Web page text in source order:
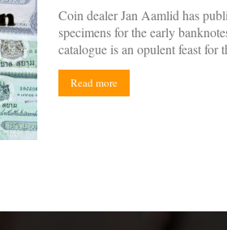
Coin dealer Jan Aamlid has
specimens for the early
catalogue is an opulent feast for
Read more